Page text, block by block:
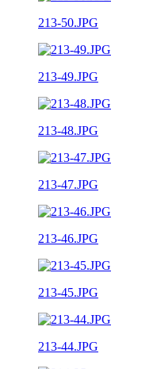
213-50.JPG
213-49.JPG
213-48.JPG
213-47.JPG
213-46.JPG
213-45.JPG
213-44.JPG